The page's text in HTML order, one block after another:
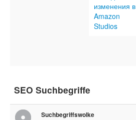
изменения в
Amazon
Studios
SEO Suchbegriffe
Suchbegriffswolke